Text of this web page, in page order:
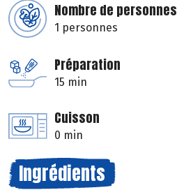
Nombre de personnes
1 personnes
Préparation
15 min
Cuisson
0 min
Ingrédients